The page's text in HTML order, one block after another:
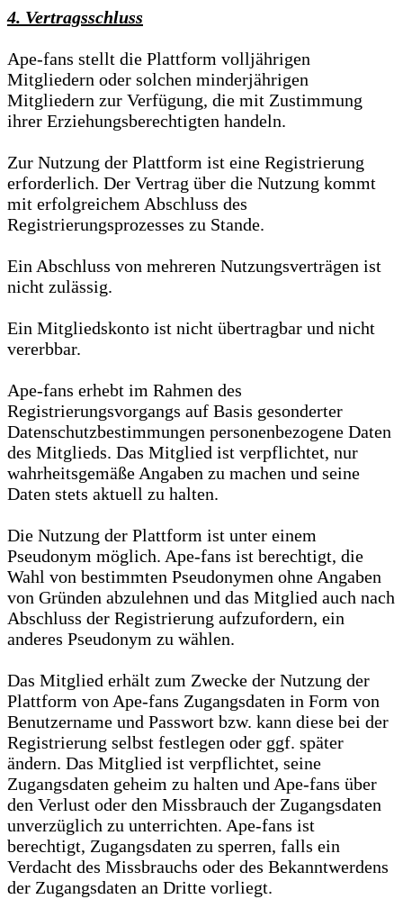
4. Vertragsschluss
Ape-fans stellt die Plattform volljährigen
Mitgliedern oder solchen minderjährigen
Mitgliedern zur Verfügung, die mit Zustimmung
ihrer Erziehungsberechtigten handeln.
Zur Nutzung der Plattform ist eine Registrierung
erforderlich. Der Vertrag über die Nutzung kommt
mit erfolgreichem Abschluss des
Registrierungsprozesses zu Stande.
Ein Abschluss von mehreren Nutzungsverträgen ist
nicht zulässig.
Ein Mitgliedskonto ist nicht übertragbar und nicht
vererbbar.
Ape-fans erhebt im Rahmen des
Registrierungsvorgangs auf Basis gesonderter
Datenschutzbestimmungen personenbezogene Daten
des Mitglieds. Das Mitglied ist verpflichtet, nur
wahrheitsgemäße Angaben zu machen und seine
Daten stets aktuell zu halten.
Die Nutzung der Plattform ist unter einem
Pseudonym möglich. Ape-fans ist berechtigt, die
Wahl von bestimmten Pseudonymen ohne Angaben
von Gründen abzulehnen und das Mitglied auch nach
Abschluss der Registrierung aufzufordern, ein
anderes Pseudonym zu wählen.
Das Mitglied erhält zum Zwecke der Nutzung der
Plattform von Ape-fans Zugangsdaten in Form von
Benutzername und Passwort bzw. kann diese bei der
Registrierung selbst festlegen oder ggf. später
ändern. Das Mitglied ist verpflichtet, seine
Zugangsdaten geheim zu halten und Ape-fans über
den Verlust oder den Missbrauch der Zugangsdaten
unverzüglich zu unterrichten. Ape-fans ist
berechtigt, Zugangsdaten zu sperren, falls ein
Verdacht des Missbrauchs oder des Bekanntwerdens
der Zugangsdaten an Dritte vorliegt.